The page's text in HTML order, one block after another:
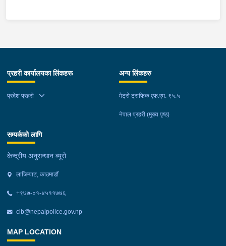
प्रहरी कार्यालयका लिंकहरू
प्रदेश प्रहरी
अन्य लिंकहरु
मेट्रो ट्राफिक एफ.एम. ९५.५
नेपाल प्रहरी (मुख्य पृष्ठ)
सम्पर्कको लागि
केन्द्रीय अनुसन्धान ब्यूरो
लाजिम्पाट, काठमाडौं
+९७७-०१-४५११७७६
cib@nepalpolice.gov.np
MAP LOCATION